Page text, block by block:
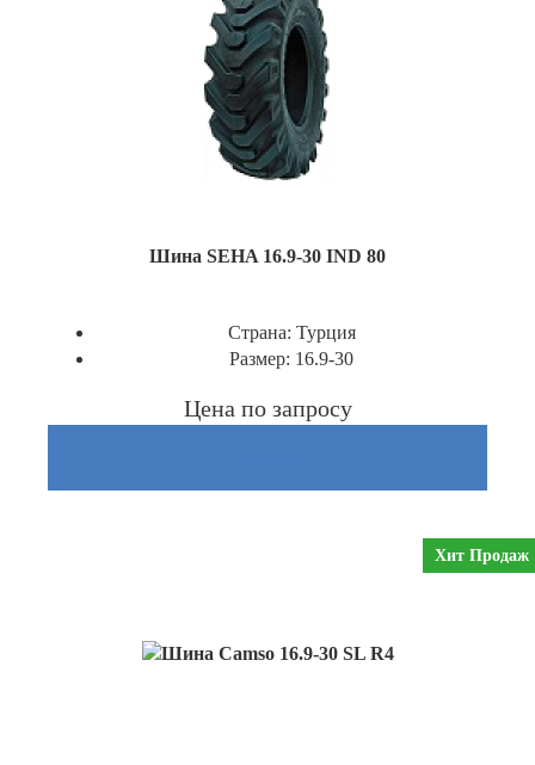
Шина SEHA 16.9-30 IND 80
Страна: Турция
Размер: 16.9-30
Цена по запросу
Хит Продаж